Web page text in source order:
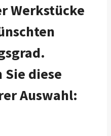
Werkstücke
diese
Auswahl: